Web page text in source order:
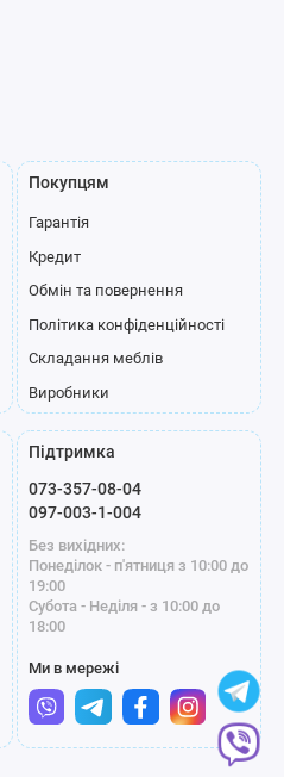
Покупцям
Гарантія
Кредит
Обмін та повернення
Політика конфіденційності
Складання меблів
Виробники
Підтримка
073-357-08-04
097-003-1-004
Без вихідних:
Понеділок - п'ятниця з 10:00 до
19:00
Субота - Неділя - з 10:00 до
18:00
Ми в мережі